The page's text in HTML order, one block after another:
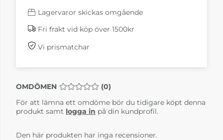
Lagervaror skickas omgående
Fri frakt vid köp över 1500kr
Vi prismatchar
OMDÖMEN MEDELBETYG 0 AV 5 ANTAL BETYG 0
(0)
För att lämna ett omdöme bör du tidigare köpt denna
produkt samt logga in på din kundprofil.
Den här produkten har inga recensioner.